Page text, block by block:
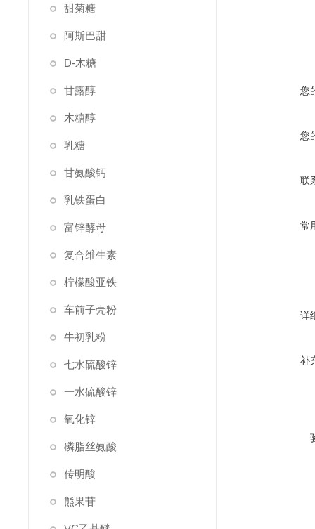
甜菊糖
阿斯巴甜
D-木糖
甘露醇
木糖醇
乳糖
甘氨酸钙
乳铁蛋白
富锌酵母
复合维生素
柠檬酸亚铁
车前子壳粉
牛初乳粉
七水硫酸锌
一水硫酸锌
氧化锌
磷脂丝氨酸
传明酸
熊果苷
您
您
联
常
详
补